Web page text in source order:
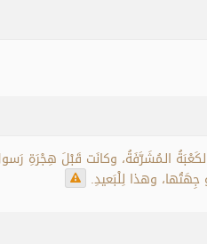
الـمُشَرَّفَةُ، وكانَت قَبْلَ هِجْرَةِ
جِهَتُها، وهذا لِلْبَعيدِ.